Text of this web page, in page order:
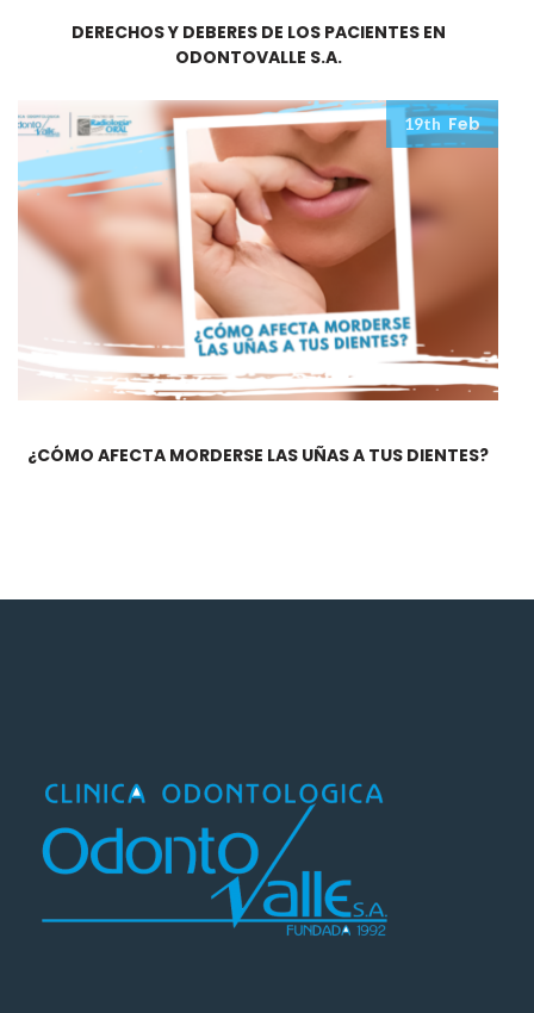
DERECHOS Y DEBERES DE LOS PACIENTES EN
ODONTOVALLE S.A.
19th Feb
¿CÓMO AFECTA MORDERSE LAS UÑAS A TUS DIENTES?